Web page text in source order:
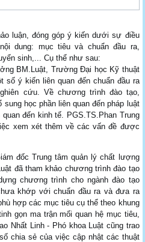
luận, đóng góp ý kiến dưới sự điều
dung: mục tiêu và chuẩn đầu ra,
sinh,... Cụ thể như sau:
BM.Luật, Trường Đại học Kỹ thuật
số ý kiến liên quan đến chuẩn đầu ra
cứu. Về chương trình đào tạo,
học phần liên quan đến pháp luật
đến kinh tế. PGS.TS.Phan Trung
xem xét thêm về các vấn đề được
đốc Trung tâm quản lý chất lượng
đã tham khảo chương trình đào tạo
chương trình cho ngành đào tạo
khớp với chuẩn đầu ra và đưa ra
hợp các mục tiêu cụ thể theo khung
gọn ma trận mối quan hệ mục tiêu,
Nhất Linh - Phó khoa Luật cũng trao
chia sẻ của việc cập nhật các thuật